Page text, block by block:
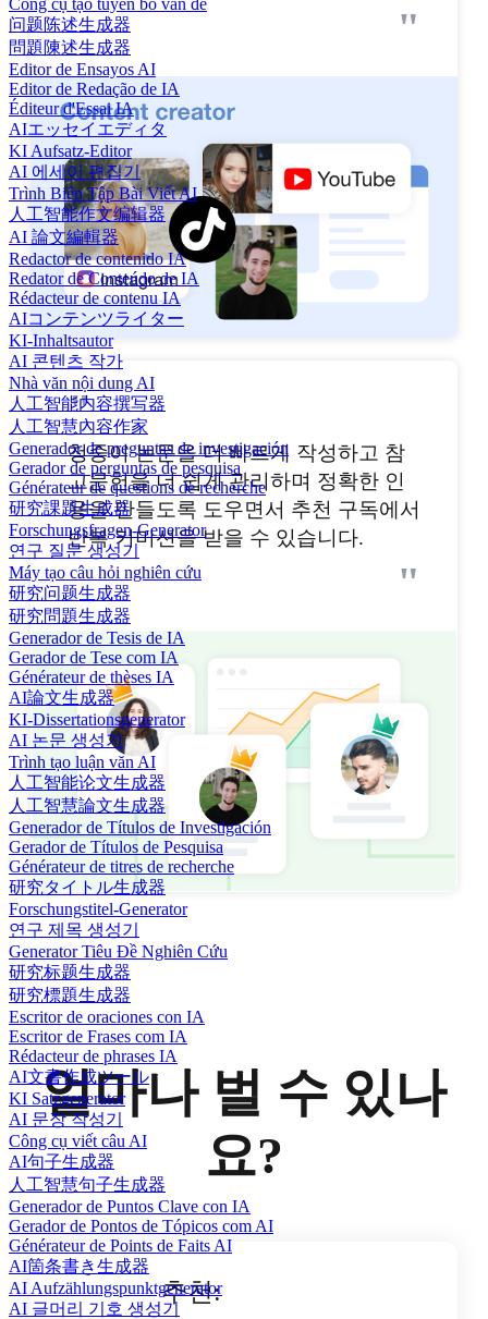
Công cụ tạo tuyên bố vấn đề
问题陈述生成器
問題陳述生成器
Editor de Ensayos AI
Editor de Redação de IA
Éditeur d'Essai IA
AIエッセイエディタ
KI Aufsatz-Editor
AI 에세이 편집기
Trình Biên Tập Bài Viết AI
人工智能作文编辑器
AI 論文編輯器
Redactor de contenido IA
Redator de Conteúdo de IA
Rédacteur de contenu IA
AIコンテンツライター
KI-Inhaltsautor
AI 콘텐츠 작가
Nhà văn nội dung AI
人工智能内容撰写器
人工智慧內容作家
Generador de preguntas de investigación
Gerador de perguntas de pesquisa
Générateur de questions de recherche
研究課題生成器
Forschungsfragen-Generator
연구 질문 생성기
Máy tạo câu hỏi nghiên cứu
研究问题生成器
研究問題生成器
Generador de Tesis de IA
Gerador de Tese com IA
Générateur de thèses IA
AI論文生成器
KI-Dissertationsgenerator
AI 논문 생성기
Trình tạo luận văn AI
人工智能论文生成器
人工智慧論文生成器
Generador de Títulos de Investigación
Gerador de Títulos de Pesquisa
Générateur de titres de recherche
研究タイトル生成器
Forschungstitel-Generator
연구 제목 생성기
Generator Tiêu Đề Nghiên Cứu
研究标题生成器
研究標題生成器
Escritor de oraciones con IA
Escritor de Frases com IA
Rédacteur de phrases IA
AI文書作成ツール
KI Satzgenerator
AI 문장 작성기
Công cụ viết câu AI
AI句子生成器
人工智慧句子生成器
Generador de Puntos Clave con IA
Gerador de Pontos de Tópicos com AI
Générateur de Points de Faits AI
AI箇条書き生成器
AI Aufzählungspunktgenerator
AI 글머리 기호 생성기
"
"
청중이 논문을 더 빠르게 작성하고 참
고문헌을 더 쉽게 관리하며 정확한 인
용을 만들도록 도우면서 추천 구독에서
반복 커미션을 받을 수 있습니다.
"
얼마나 벌 수 있나
요?
추천: